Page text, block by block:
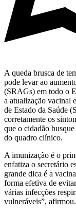
A queda brusca de
pode levar ao
(SRAGs) em todo o
a atualização vacinal
de Estado da Saúde
corretamente os
que o cidadão
do quadro clínico.
A imunização é o
enfatiza o secretário
grande dica é a
forma efetiva de
várias infecções
vulneráveis”, afirmou.